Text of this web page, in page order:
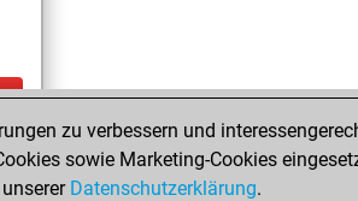
zu verbessern und
sowie Marketing-Cookies
Datenschutzerklärung.